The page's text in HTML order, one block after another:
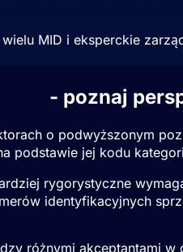
MID i eksperckie
- poznaj
o podwyższonym
podstawie jej kodu
rygorystyczne
identyfikacyjnych
różnymi akceptantami